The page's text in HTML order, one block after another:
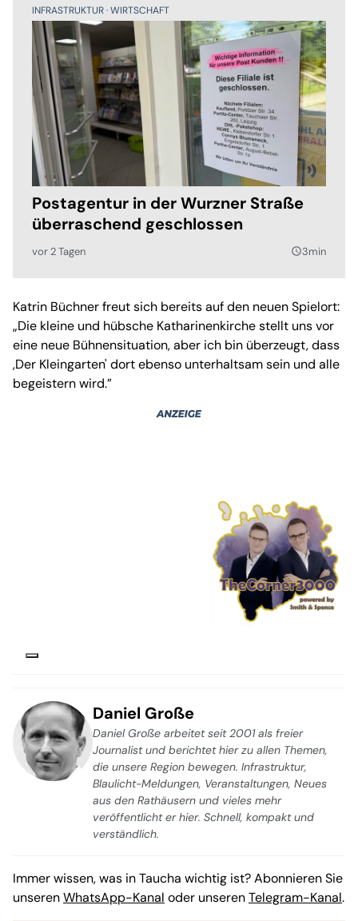
INFRASTRUKTUR WIRTSCHAFT
Postagentur in der Wurzner Straße
überraschend geschlossen
vor 2 Tagen query_builder3min
Katrin Büchner freut sich bereits auf den neuen Spielort:
„Die kleine und hübsche Katharinenkirche stellt uns vor
eine neue Bühnensituation, aber ich bin überzeugt, dass
,Der Kleingarten' dort ebenso unterhaltsam sein und alle
begeistern wird.”
Daniel Große
Daniel Große arbeitet seit 2001 als freier
Journalist und berichtet hier zu allen Themen,
die unsere Region bewegen. Infrastruktur,
Blaulicht-Meldungen, Veranstaltungen, Neues
aus den Rathäusern und vieles mehr
veröffentlicht er hier. Schnell, kompakt und
verständlich.
Immer wissen, was in Taucha wichtig ist? Abonnieren Sie
unserenWhatsApp-Kanal oder unserenTelegram-Kanal.